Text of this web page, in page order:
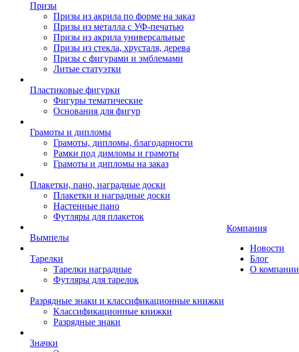
Призы
Призы из акрила по форме на заказ
Призы из металла с УФ-печатью
Призы из акрила универсальные
Призы из стекла, хрусталя, дерева
Призы с фигурами и эмблемами
Литые статуэтки
Пластиковые фигурки
Фигуры тематические
Основания для фигур
Грамоты и дипломы
Грамоты, дипломы, благодарности
Рамки под димломы и грамоты
Грамоты и дипломы на заказ
Плакетки, пано, наградные доски
Плакетки и наградные доски
Настенные пано
Футляры для плакеток
Вымпелы
Тарелки
Тарелки наградные
Футляры для тарелок
Разрядные знаки и классификационные книжки
Классификационные книжки
Разрядные знаки
Значки
Компания
Новости
Блог
О компании